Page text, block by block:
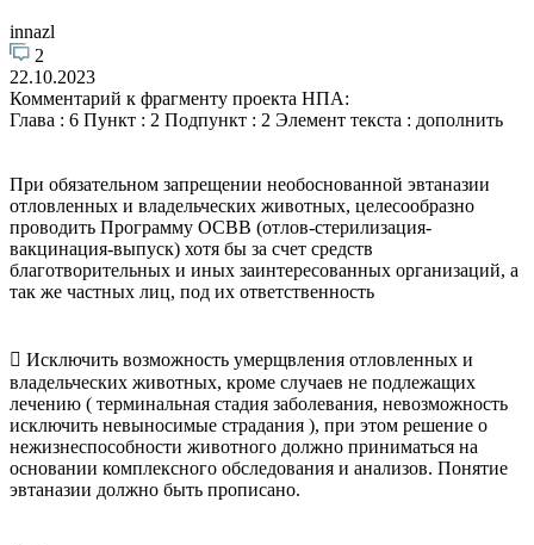
innazl
2
22.10.2023
Комментарий к фрагменту проекта НПА:
Глава : 6 Пункт : 2 Подпункт : 2 Элемент текста : дополнить
При обязательном запрещении необоснованной эвтаназии
отловленных и владельческих животных, целесообразно
проводить Программу ОСВВ (отлов-стерилизация-
вакцинация-выпуск) хотя бы за счет средств
благотворительных и иных заинтересованных организаций, а
так же частных лиц, под их ответственность
 Исключить возможность умерщвления отловленных и
владельческих животных, кроме случаев не подлежащих
лечению ( терминальная стадия заболевания, невозможность
исключить невыносимые страдания ), при этом решение о
нежизнеспособности животного должно приниматься на
основании комплексного обследования и анализов. Понятие
эвтаназии должно быть прописано.